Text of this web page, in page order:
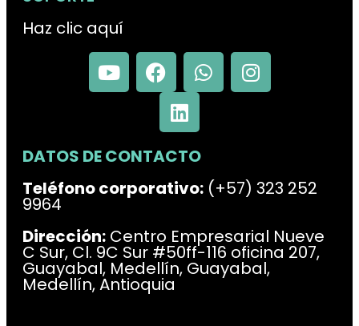
Haz clic aquí
DATOS DE CONTACTO
Teléfono corporativo: (+57) 323 252
9964
Dirección: Centro Empresarial Nueve
C Sur, Cl. 9C Sur #50ff-116 oficina 207,
Guayabal, Medellín, Guayabal,
Medellín, Antioquia